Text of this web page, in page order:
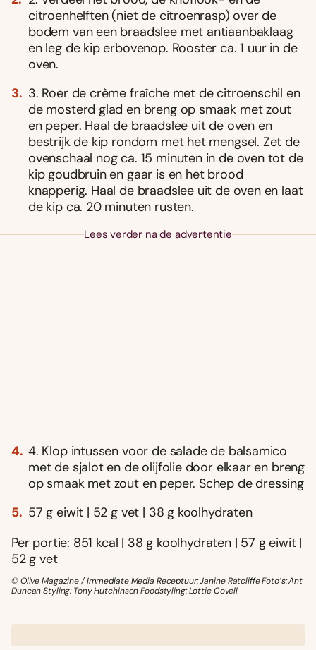
citroenhelften (niet de citroenrasp) over de
bodem van een braadslee met antiaanbaklaag
en leg de kip erbovenop. Rooster ca. 1 uur in de
oven.
3. Roer de crème fraîche met de citroenschil en
de mosterd glad en breng op smaak met zout
en peper. Haal de braadslee uit de oven en
bestrijk de kip rondom met het mengsel. Zet de
ovenschaal nog ca. 15 minuten in de oven tot de
kip goudbruin en gaar is en het brood
knapperig. Haal de braadslee uit de oven en laat
de kip ca. 20 minuten rusten.
Lees verder na de advertentie
4. Klop intussen voor de salade de balsamico
met de sjalot en de olijfolie door elkaar en breng
op smaak met zout en peper. Schep de dressing
57 g eiwit | 52 g vet | 38 g koolhydraten
Per portie: 851 kcal | 38 g koolhydraten | 57 g eiwit |
52 g vet
© Olive Magazine / Immediate Media Receptuur: Janine Ratcliffe Foto’s: Ant
Duncan Styling: Tony Hutchinson Foodstyling: Lottie Covell